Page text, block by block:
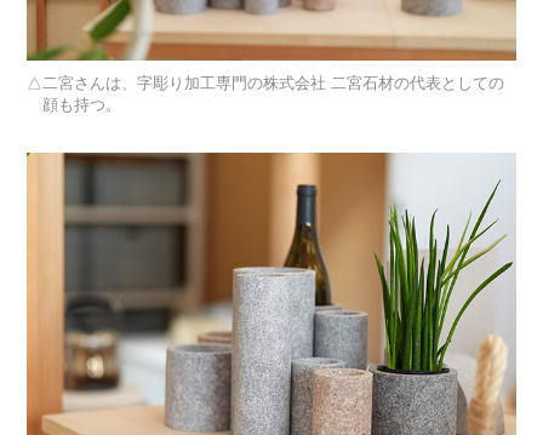
二宮さんは、字彫り加工専門の株式会社 二宮石材の代表としての
顔も持つ。